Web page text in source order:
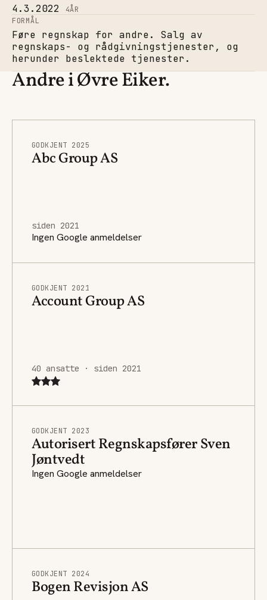
4.3.2022 4ÅR
FORMÅL
Føre regnskap for andre. Salg av
regnskaps- og rådgivningstjenester, og
herunder beslektede tjenester.
Andre i Øvre Eiker.
GODKJENT 2025
Abc Group AS
siden 2021
Ingen Google anmeldelser
GODKJENT 2021
Account Group AS
40 ansatte · siden 2021
GODKJENT 2023
Autorisert Regnskapsfører Sven
Jøntvedt
Ingen Google anmeldelser
GODKJENT 2024
Bogen Revisjon AS